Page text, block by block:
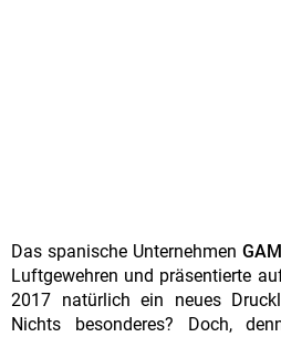
Das spanische Unternehmen
Luftgewehren und präsentierte
2017 natürlich ein neues
Nichts besonderes? Doch,